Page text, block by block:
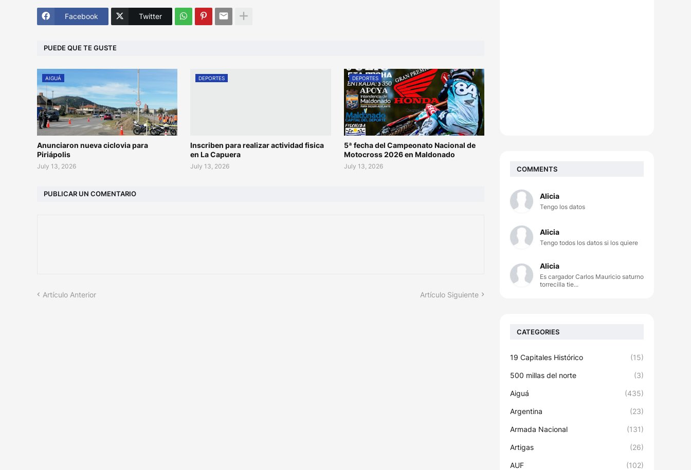
Facebook Twitter
PUEDE QUE TE GUSTE
AIGUÁ
Anunciaron nueva ciclovia para
Piriápolis
July 13, 2026
DEPORTES
Inscriben para realizar actividad fisica
en La Capuera
July 13, 2026
DEPORTES
5ª fecha del Campeonato Nacional de
Motocross 2026 en Maldonado
July 13, 2026
PUBLICAR UN COMENTARIO
Artículo Anterior Artículo Siguiente
COMMENTS
Alicia
Tengo los datos
Alicia
Tengo todos los datos si los quiere
Alicia
Es cargador Carlos Mauricio saturno
torrecilla tie...
CATEGORIES
19 Capitales Histórico (15)
500 millas del norte (3)
Aiguá (435)
Argentina (23)
Armada Nacional (131)
Artigas (26)
AUF (102)